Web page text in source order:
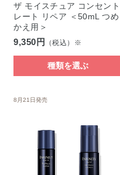
ザ モイスチュア コンセント
レート リペア ＜50mL つめ
かえ用＞
9,350円 （税込）※
種類を選ぶ
8月21日発売